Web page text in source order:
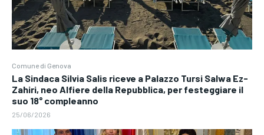
Comune di Genova
La Sindaca Silvia Salis riceve a Palazzo Tursi Salwa Ez-
Zahiri, neo Alfiere della Repubblica, per festeggiare il
suo 18° compleanno
25/06/2026